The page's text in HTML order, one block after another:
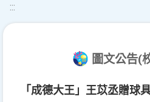
:::
圖文公告(
「成德大王」王苡丞贈球